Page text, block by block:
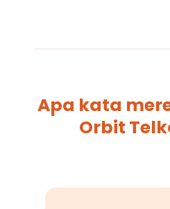
Apa kata
Orbit